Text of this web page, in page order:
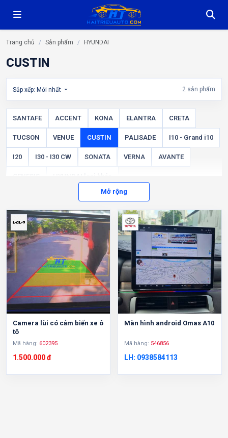
Trang chủ Sản phẩm HYUNDAI
CUSTIN
Sắp xếp: Mới nhất 2 sản phẩm
SANTAFE ACCENT KONA ELANTRA CRETA
TUCSON VENUE CUSTIN PALISADE I10 - Grand i10
I20 I30 - I30 CW SONATA VERNA AVANTE
Mở rộng
Camera lùi có cảm biến xe ô
tô
Mã hàng: 602395
1.500.000 đ
Màn hình android Omas A10
Mã hàng: 546856
LH: 0938584113